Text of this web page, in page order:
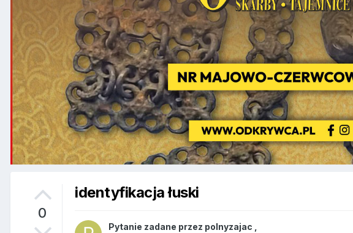
0
identyfikacja łuski
Pytanie zadane przez polnyzajac